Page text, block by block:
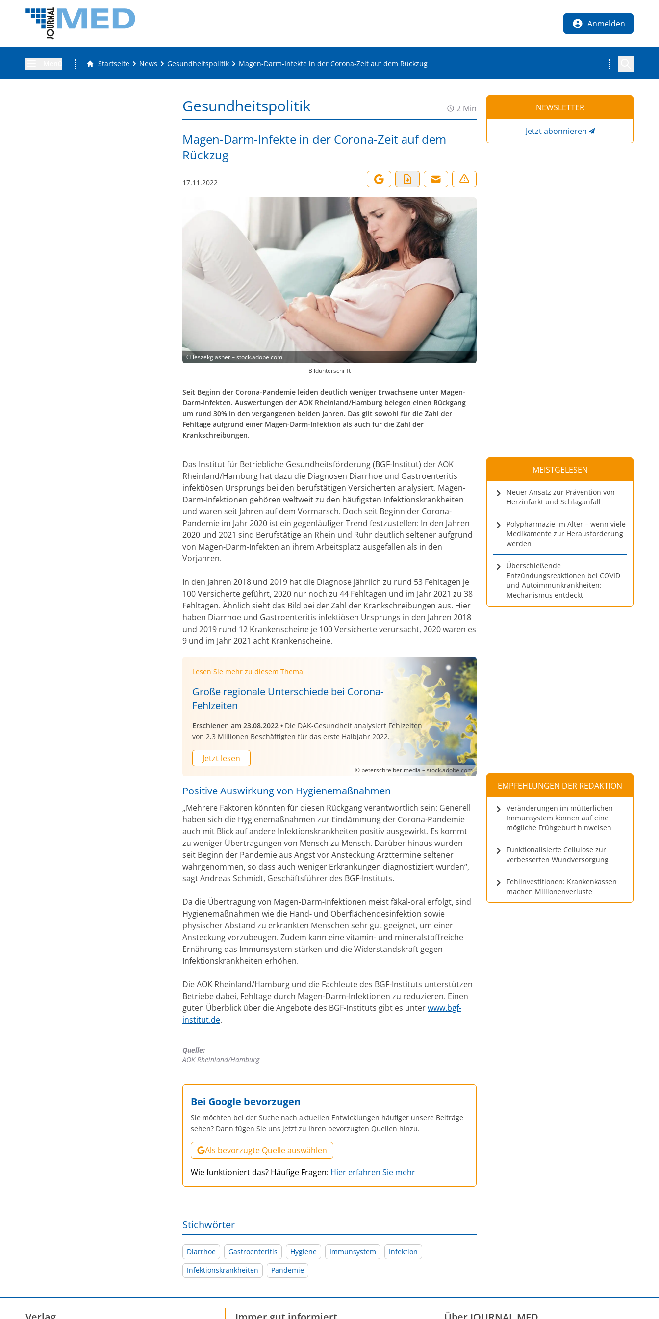
Anmelden
Startseite News Gesundheitspolitik Magen-Darm-Infekte in der Corona-Zeit auf dem Rückzug
Gesundheitspolitik 2 Min
Magen-Darm-Infekte in der Corona-Zeit auf dem
Rückzug
17.11.2022
©leszekglasner – stock.adobe.com
Bildunterschrift
Seit Beginn der Corona-Pandemie leiden deutlich weniger Erwachsene unter Magen-
Darm-Infekten. Auswertungen der AOK Rheinland/Hamburg belegen einen Rückgang
um rund 30% in den vergangenen beiden Jahren. Das gilt sowohl für die Zahl der
Fehltage aufgrund einer Magen-Darm-Infektion als auch für die Zahl der
Krankschreibungen.
Das Institut für Betriebliche Gesundheitsförderung (BGF-Institut) der AOK
Rheinland/Hamburg hat dazu die Diagnosen Diarrhoe und Gastroenteritis
infektiösen Ursprungs bei den berufstätigen Versicherten analysiert. Magen-
Darm-Infektionen gehören weltweit zu den häufigsten Infektionskrankheiten
und waren seit Jahren auf dem Vormarsch. Doch seit Beginn der Corona-
Pandemie im Jahr 2020 ist ein gegenläufiger Trend festzustellen: In den Jahren
2020 und 2021 sind Berufstätige an Rhein und Ruhr deutlich seltener aufgrund
von Magen-Darm-Infekten an ihrem Arbeitsplatz ausgefallen als in den
Vorjahren.
In den Jahren 2018 und 2019 hat die Diagnose jährlich zu rund 53 Fehltagen je
100 Versicherte geführt, 2020 nur noch zu 44 Fehltagen und im Jahr 2021 zu 38
Fehltagen. Ähnlich sieht das Bild bei der Zahl der Krankschreibungen aus. Hier
haben Diarrhoe und Gastroenteritis infektiösen Ursprungs in den Jahren 2018
und 2019 rund 12 Krankenscheine je 100 Versicherte verursacht, 2020 waren es
9 und im Jahr 2021 acht Krankenscheine.
Lesen Sie mehr zu diesem Thema:
Große regionale Unterschiede bei Corona-
Fehlzeiten
Erschienen am 23.08.2022 • Die DAK-Gesundheit analysiert Fehlzeiten
von 2,3 Millionen Beschäftigten für das erste Halbjahr 2022.
Jetzt lesen
© peterschreiber.media – stock.adobe.com
Positive Auswirkung von Hygienemaßnahmen
„Mehrere Faktoren könnten für diesen Rückgang verantwortlich sein: Generell
haben sich die Hygienemaßnahmen zur Eindämmung der Corona-Pandemie
auch mit Blick auf andere Infektionskrankheiten positiv ausgewirkt. Es kommt
zu weniger Übertragungen von Mensch zu Mensch. Darüber hinaus wurden
seit Beginn der Pandemie aus Angst vor Ansteckung Arzttermine seltener
wahrgenommen, so dass auch weniger Erkrankungen diagnostiziert wurden“,
sagt Andreas Schmidt, Geschäftsführer des BGF-Instituts.
Da die Übertragung von Magen-Darm-Infektionen meist fäkal-oral erfolgt, sind
Hygienemaßnahmen wie die Hand- und Oberflächendesinfektion sowie
physischer Abstand zu erkrankten Menschen sehr gut geeignet, um einer
Ansteckung vorzubeugen. Zudem kann eine vitamin- und mineralstoffreiche
Ernährung das Immunsystem stärken und die Widerstandskraft gegen
Infektionskrankheiten erhöhen.
Die AOK Rheinland/Hamburg und die Fachleute des BGF-Instituts unterstützen
Betriebe dabei, Fehltage durch Magen-Darm-Infektionen zu reduzieren. Einen
guten Überblick über die Angebote des BGF-Instituts gibt es unterwww.bgf-
institut.de.
Quelle:
AOK Rheinland/Hamburg
Bei Google bevorzugen
Sie möchten bei der Suche nach aktuellen Entwicklungen häufiger unsere Beiträge
sehen? Dann fügen Sie uns jetzt zu Ihren bevorzugten Quellen hinzu.
Als bevorzugte Quelle auswählen
Wie funktioniert das? Häufige Fragen: Hier erfahren Sie mehr
Stichwörter
Diarrhoe Gastroenteritis Hygiene Immunsystem
Infektion
Infektionskrankheiten
Pandemie
NEWSLETTER
Jetzt abonnieren
MEISTGELESEN
Neuer Ansatz zur Prävention von
Herzinfarkt und Schlaganfall
Polypharmazie im Alter – wenn viele
Medikamente zur Herausforderung
werden
Überschießende
Entzündungsreaktionen bei COVID
und Autoimmunkrankheiten:
Mechanismus entdeckt
EMPFEHLUNGEN DER REDAKTION
Veränderungen im mütterlichen
Immunsystem können auf eine
mögliche Frühgeburt hinweisen
Funktionalisierte Cellulose zur
verbesserten Wundversorgung
Fehlinvestitionen: Krankenkassen
machen Millionenverluste